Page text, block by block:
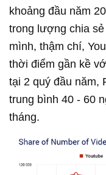
khoảng đầu năm
trong lượng chia
mình, thậm chí,
thời điểm gần kề
tại 2 quý đầu năm,
trung bình 40 - 60
tháng.